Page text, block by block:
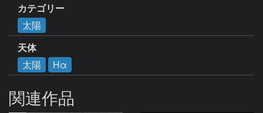
カテゴリー
太陽
天体
太陽
Hα
関連作品